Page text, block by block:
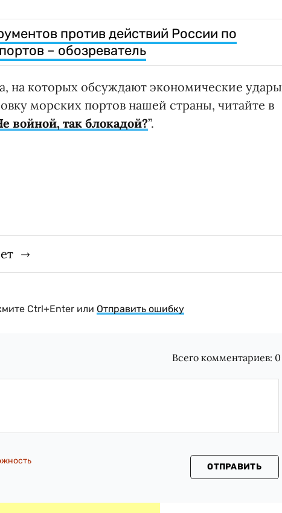
против действий России по
– обозреватель
на которых обсуждают экономические удары
морских портов нашей страны, читайте в
войной, так блокадой?”.
Ctrl+Enter или Отправить ошибку
Всего комментариев: 0
ОТПРАВИТЬ